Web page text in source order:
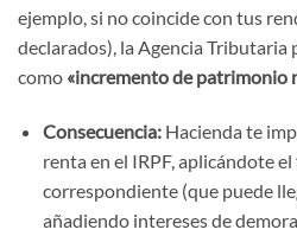
ejemplo, si no coincide con tus
declarados), la Agencia Tributaria
como «incremento de patrimonio
Consecuencia:Hacienda te
renta en el IRPF, aplicándote
correspondiente (que puede
añadiendo intereses de